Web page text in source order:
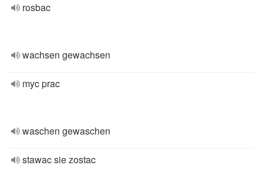
rosbac
wachsen gewachsen
myc prac
waschen gewaschen
stawac sie zostac